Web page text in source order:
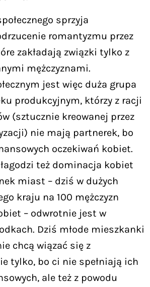
sprzyja
romantyzmu przez
zakładają związki tylko z
mężczyznami.
jest więc duża grupa
produkcyjnym, którzy z racji
(sztucznie kreowanej przez
nie mają partnerek, bo
oczekiwań kobiet.
też dominacja kobiet
miast – dziś w dużych
kraju na 100 mężczyzn
– odwrotnie jest w
Dziś młode mieszkanki
chcą wiązać się z
tylko, bo ci nie spełniają ich
ale też z powodu